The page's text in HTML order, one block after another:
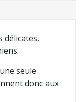
délicates,
seule
donc aux